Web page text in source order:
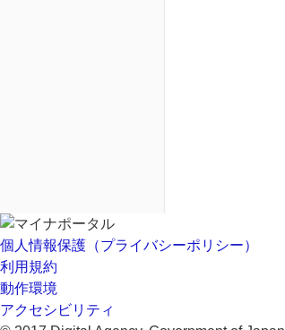
個人情報保護（プライバシーポリシー）
利用規約
動作環境
アクセシビリティ